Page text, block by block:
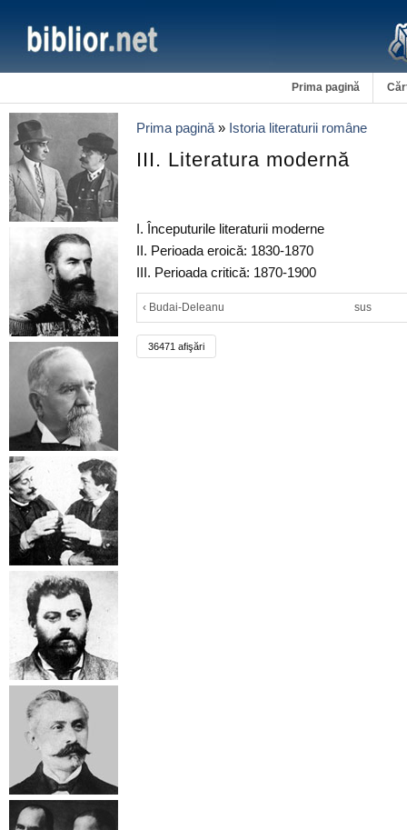
Prima pagină
Prima pagină » Istoria literaturii române
III. Literatura modernă
I. Începuturile literaturii moderne
II. Perioada eroică: 1830-1870
III. Perioada critică: 1870-1900
‹ Budai-Deleanu sus
36471 afişări